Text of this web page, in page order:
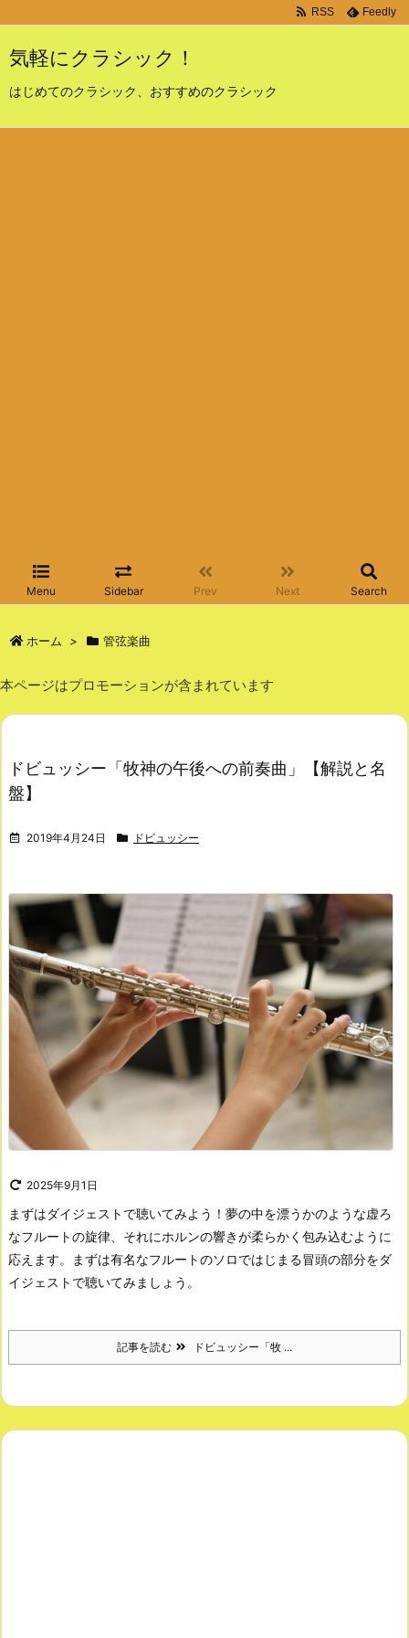
気軽にクラシック！
はじめてのクラシック、おすすめのクラシック
Menu Sidebar Prev Next Search
RSS Feedly
ホーム > 管弦楽曲
本ページはプロモーションが含まれています
ドビュッシー「牧神の午後への前奏曲」【解説と名
盤】
2019年4月24日 ドビュッシー
2025年9月1日
まずはダイジェストで聴いてみよう！ 夢の中を漂うかのような虚ろ
なフルートの旋律、それにホルンの響きが柔らかく包み込むように
応えます。
まずは有名なフルートのソロではじまる冒頭の部分をダ
イジェストで聴いてみましょう。
記事を読む ドビュッシー「牧 ...